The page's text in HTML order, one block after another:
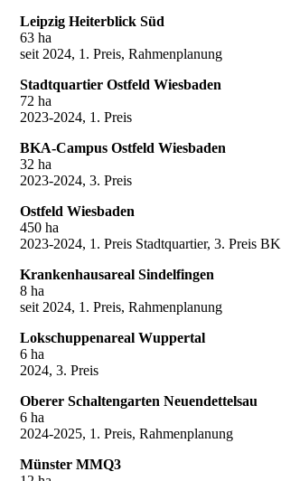
Leipzig Heiterblick Süd
63 ha
seit 2024, 1. Preis, Rahmenplanung
Stadtquartier Ostfeld Wiesbaden
72 ha
2023-2024, 1. Preis
BKA-Campus Ostfeld Wiesbaden
32 ha
2023-2024, 3. Preis
Ostfeld Wiesbaden
450 ha
2023-2024, 1. Preis Stadtquartier, 3. Preis
Krankenhausareal Sindelfingen
8 ha
seit 2024, 1. Preis, Rahmenplanung
Lokschuppenareal Wuppertal
6 ha
2024, 3. Preis
Oberer Schaltengarten Neuendettelsau
6 ha
2024-2025, 1. Preis, Rahmenplanung
Münster MMQ3